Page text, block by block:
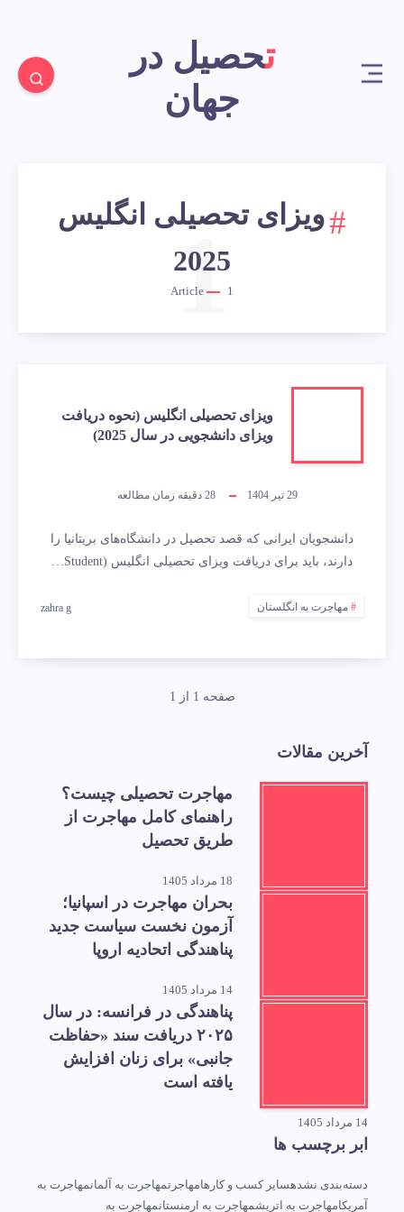
تحصیل در
جهان
ویزای تحصیلی انگلیس
2025
1
1
ویزای تحصیلی انگلیس (نحوه دریافت
ویزای دانشجویی در سال 2025)
29 تیر 1404 28 دقیقه زمان مطالعه
دانشجویان ایرانی که قصد تحصیل در دانشگاه‌های بریتانیا را
دارند، باید برای دریافت ویزای تحصیلی انگلیس (Student…
مهاجرت به انگلستان zahra g
صفحه 1 از 1
آخرین مقالات
مهاجرت تحصیلی چیست؟
راهنمای کامل مهاجرت از
طریق تحصیل
18 مرداد 1405
بحران مهاجرت در اسپانیا؛
آزمون نخست سیاست جدید
پناهندگی اتحادیه اروپا
14 مرداد 1405
پناهندگی در فرانسه: در سال
۲۰۲۵ دریافت سند «حفاظت
جانبی» برای زنان افزایش
یافته است
14 مرداد 1405
ابر برچسب ها
دسته‌بندی نشدهسایر کسب و کارهامهاجرتمهاجرت به آلمانمهاجرت به
آمریکامهاجرت به اتریشمهاجرت به ارمنستانمهاجرت به